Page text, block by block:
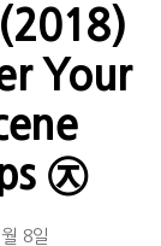
(2018)
Your
㉨
8일